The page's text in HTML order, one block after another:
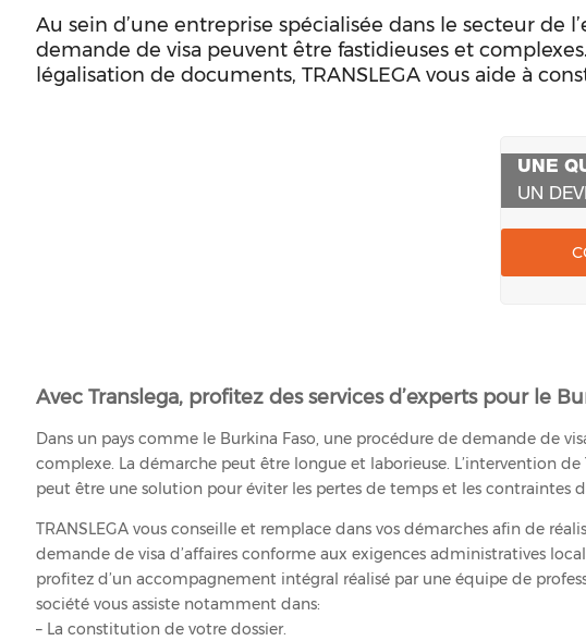
Au sein d’une entreprise spécialisée dans le secteur de
demande de visa peuvent être fastidieuses et
légalisation de documents, TRANSLEGA vous aide à
UNE
UN
Avec Translega, profitez des services d’experts pour le
Dans un pays comme le Burkina Faso, une procédure de demande de
complexe. La démarche peut être longue et laborieuse. L’intervention de
peut être une solution pour éviter les pertes de temps et les contraintes
TRANSLEGA vous conseille et remplace dans vos démarches afin de
demande de visa d’affaires conforme aux exigences administratives
profitez d’un accompagnement intégral réalisé par une équipe de
société vous assiste notamment dans:
– La constitution de votre dossier.